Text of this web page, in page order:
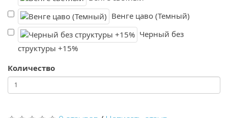
Венге цаво (Темный)
Черный без
структуры +15%
Количество